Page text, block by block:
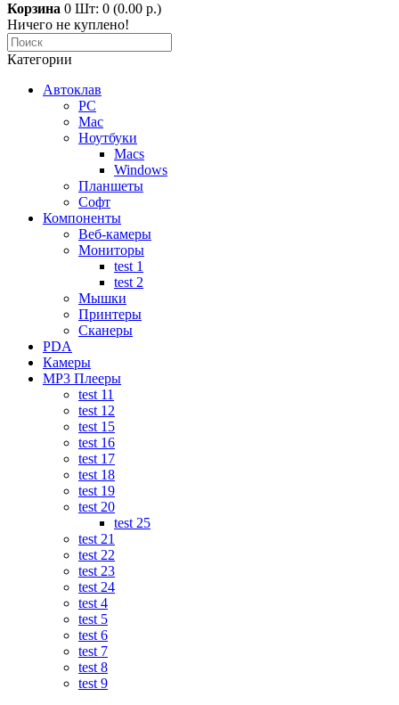
Корзина 0 Шт: 0 (0.00 р.)
Ничего не куплено!
Категории
Автоклав
PC
Mac
Ноутбуки
Macs
Windows
Планшеты
Софт
Компоненты
Веб-камеры
Мониторы
test 1
test 2
Мышки
Принтеры
Сканеры
PDA
Камеры
MP3 Плееры
test 11
test 12
test 15
test 16
test 17
test 18
test 19
test 20
test 25
test 21
test 22
test 23
test 24
test 4
test 5
test 6
test 7
test 8
test 9